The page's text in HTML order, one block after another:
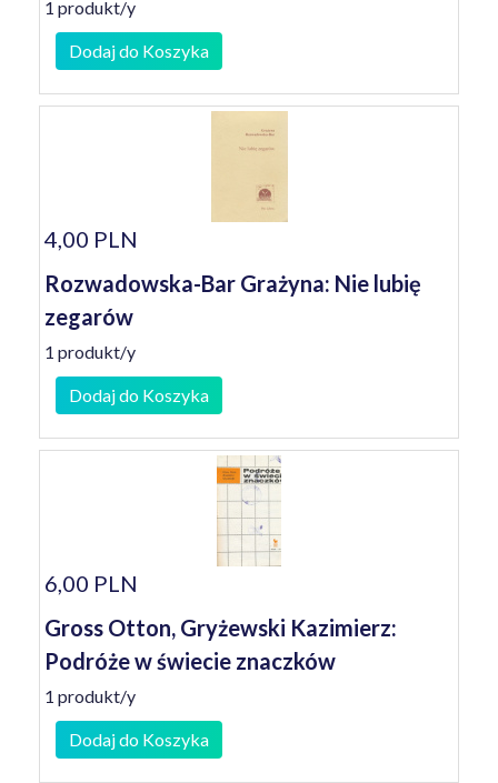
1 produkt/y
Dodaj do Koszyka
4,00 PLN
Rozwadowska-Bar Grażyna: Nie lubię
zegarów
1 produkt/y
Dodaj do Koszyka
6,00 PLN
Gross Otton, Gryżewski Kazimierz:
Podróże w świecie znaczków
1 produkt/y
Dodaj do Koszyka